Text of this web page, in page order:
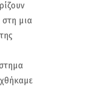
στη μια